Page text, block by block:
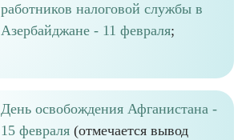
работников налоговой службы в
Азербайджане - 11 февраля;
День освобождения Афганистана -
15 февраля (отмечается вывод